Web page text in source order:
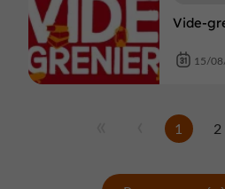
Vide-
15/
1 2